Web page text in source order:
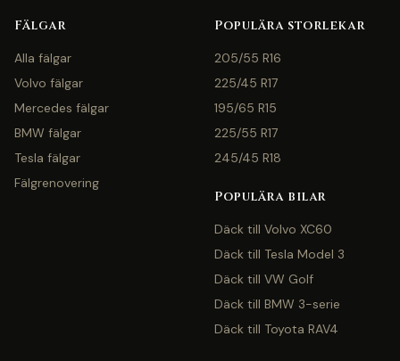
Fälgar
Alla fälgar
Volvo fälgar
Mercedes fälgar
BMW fälgar
Tesla fälgar
Fälgrenovering
Populära storlekar
205/55 R16
225/45 R17
195/65 R15
225/55 R17
245/45 R18
Populära bilar
Däck till Volvo XC60
Däck till Tesla Model 3
Däck till VW Golf
Däck till BMW 3-serie
Däck till Toyota RAV4